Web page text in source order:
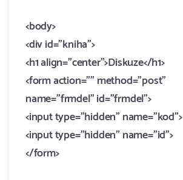
<body>
<div id="kniha">
<h1 align="center">Diskuze</h1>
<form action="" method="post"
name="frmdel" id="frmdel">
<input type="hidden" name="kod">
<input type="hidden" name="id">
</form>